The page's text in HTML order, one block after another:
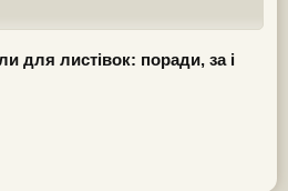
для листівок: поради, за і